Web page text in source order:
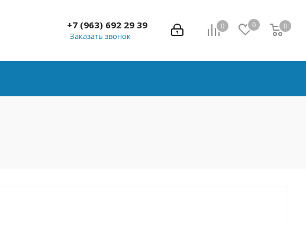
0 0 0
0
+7 (963) 692 29 39
Заказать звонок